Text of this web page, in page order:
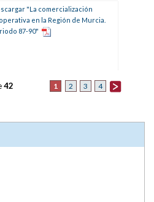
"La comercialización
en la Región de Murcia.
87-90"
1 2 3 4
42